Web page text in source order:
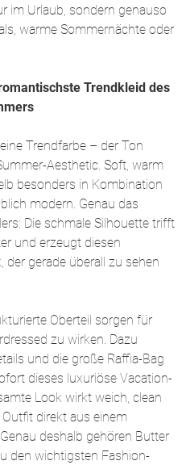
im Urlaub, sondern genauso
warme Sommernächte oder
Trendkleid des
Trendfarbe – der Ton
Aesthetic. Soft, warm
besonders in Kombination
modern. Genau das
Die schmale Silhouette trifft
und erzeugt diesen
der gerade überall zu sehen
Oberteil sorgen für
zu wirken. Dazu
und die große Raffia-Bag
dieses luxuriöse Vacation-
Look wirkt weich, clean
direkt aus einem
deshalb gehören Butter
den wichtigsten Fashion-